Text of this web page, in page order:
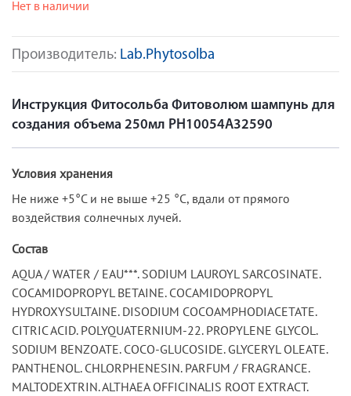
Производитель: Lab.Phytosolba
Нет в наличии
Инструкция Фитосольба Фитоволюм шампунь для
создания объема 250мл PH10054A32590
Условия хранения
Не ниже +5°С и не выше +25 °С, вдали от прямого
воздействия солнечных лучей.
Состав
AQUA / WATER / EAU***. SODIUM LAUROYL SARCOSINATE.
COCAMIDOPROPYL BETAINE. COCAMIDOPROPYL
HYDROXYSULTAINE. DISODIUM COCOAMPHODIACETATE.
CITRIC ACID. POLYQUATERNIUM-22. PROPYLENE GLYCOL.
SODIUM BENZOATE. COCO-GLUCOSIDE. GLYCERYL OLEATE.
PANTHENOL. CHLORPHENESIN. PARFUM / FRAGRANCE.
MALTODEXTRIN. ALTHAEA OFFICINALIS ROOT EXTRACT.